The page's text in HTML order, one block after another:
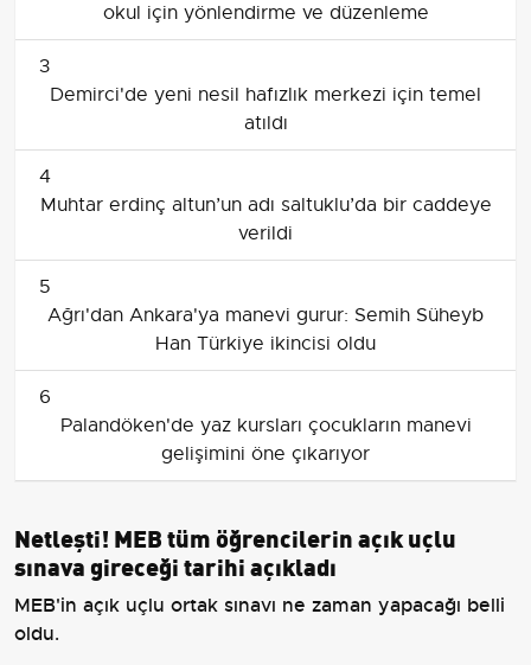
okul için yönlendirme ve düzenleme
3
Demirci'de yeni nesil hafızlık merkezi için temel
atıldı
4
Muhtar erdinç altun’un adı saltuklu’da bir caddeye
verildi
5
Ağrı'dan Ankara'ya manevi gurur: Semih Süheyb
Han Türkiye ikincisi oldu
6
Palandöken'de yaz kursları çocukların manevi
gelişimini öne çıkarıyor
Netleşti! MEB tüm öğrencilerin açık uçlu
sınava gireceği tarihi açıkladı
MEB'in açık uçlu ortak sınavı ne zaman yapacağı belli
oldu.